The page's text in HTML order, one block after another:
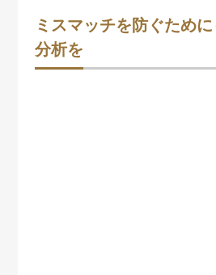
ミスマッチを防ぐため
分析を